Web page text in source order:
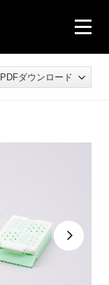
PDFダウンロード